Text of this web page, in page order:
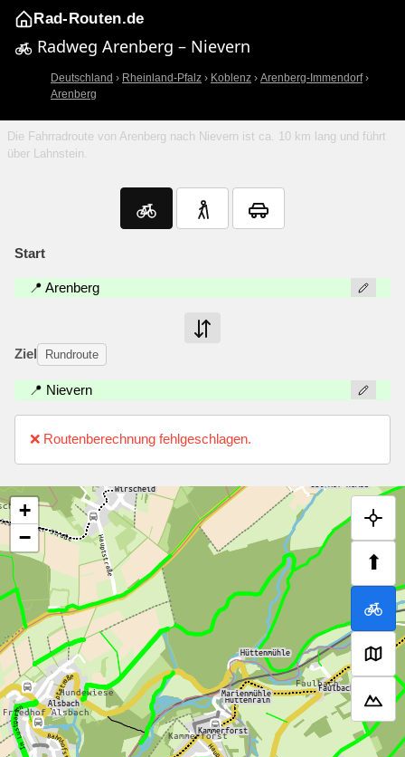
Rad-Routen.de
Radweg Arenberg – Nievern
Deutschland › Rheinland-Pfalz › Koblenz › Arenberg-Immendorf›
Arenberg
Die Fahrradroute von Arenberg nach Nievern ist ca. 10 km lang und führt
über Lahnstein.
Start
📍 Arenberg
Ziel Rundroute
📍 Nievern
❌ Routenberechnung fehlgeschlagen.
⬆
+
−